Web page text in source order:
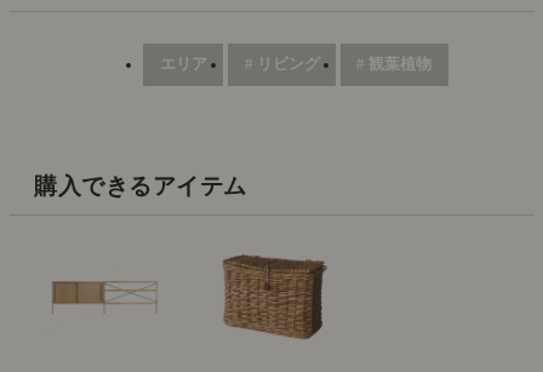
エリア # リビング # 観葉植物
購入できるアイテム